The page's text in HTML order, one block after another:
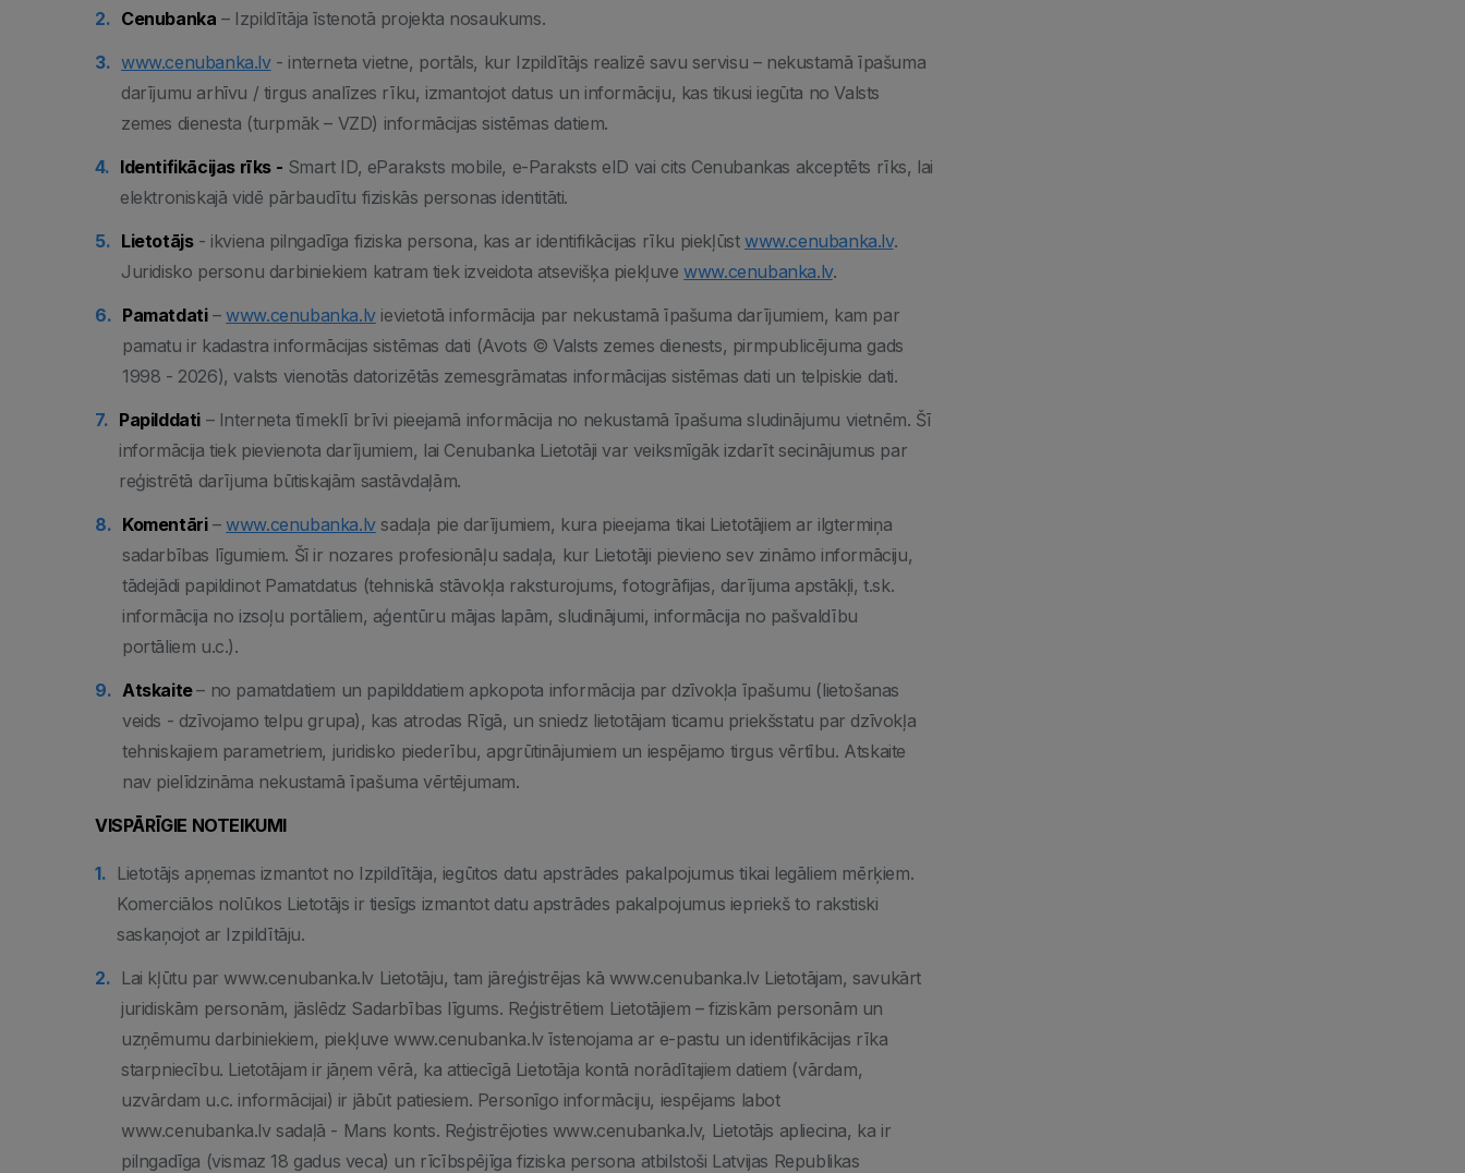
Cenubanka – Izpildītāja īstenotā projekta nosaukums.
www.cenubanka.lv- interneta vietne, portāls, kur Izpildītājs realizē savu servisu – nekustamā īpašuma
darījumu arhīvu / tirgus analīzes rīku, izmantojot datus un informāciju, kas tikusi iegūta no Valsts
zemes dienesta (turpmāk – VZD) informācijas sistēmas datiem.
Identifikācijas rīks - Smart ID, eParaksts mobile, e-Paraksts eID vai cits Cenubankas akceptēts rīks, lai
elektroniskajā vidē pārbaudītu fiziskās personas identitāti.
Lietotājs- ikviena pilngadīga fiziska persona, kas ar identifikācijas rīku piekļūstwww.cenubanka.lv.
Juridisko personu darbiniekiem katram tiek izveidota atsevišķa piekļuvewww.cenubanka.lv.
Pamatdati–www.cenubanka.lvievietotā informācija par nekustamā īpašuma darījumiem, kam par
pamatu ir kadastra informācijas sistēmas dati (Avots © Valsts zemes dienests, pirmpublicējuma gads
1998 - 2026), valsts vienotās datorizētās zemesgrāmatas informācijas sistēmas dati un telpiskie dati.
Papilddati – Interneta tīmeklī brīvi pieejamā informācija no nekustamā īpašuma sludinājumu vietnēm. Šī
informācija tiek pievienota darījumiem, lai Cenubanka Lietotāji var veiksmīgāk izdarīt secinājumus par
reģistrētā darījuma būtiskajām sastāvdaļām.
Komentāri–www.cenubanka.lvsadaļa pie darījumiem, kura pieejama tikai Lietotājiem ar ilgtermiņa
sadarbības līgumiem. Šī ir nozares profesionāļu sadaļa, kur Lietotāji pievieno sev zināmo informāciju,
tādejādi papildinot Pamatdatus (tehniskā stāvokļa raksturojums, fotogrāfijas, darījuma apstākļi, t.sk.
informācija no izsoļu portāliem, aģentūru mājas lapām, sludinājumi, informācija no pašvaldību
portāliem u.c.).
Atskaite– no pamatdatiem un papilddatiem apkopota informācija par dzīvokļa īpašumu (lietošanas
veids - dzīvojamo telpu grupa), kas atrodas Rīgā, un sniedz lietotājam ticamu priekšstatu par dzīvokļa
tehniskajiem parametriem, juridisko piederību, apgrūtinājumiem un iespējamo tirgus vērtību. Atskaite
nav pielīdzināma nekustamā īpašuma vērtējumam.
VISPĀRĪGIE NOTEIKUMI
Lietotājs apņemas izmantot no Izpildītāja, iegūtos datu apstrādes pakalpojumus tikai legāliem mērķiem.
Komerciālos nolūkos Lietotājs ir tiesīgs izmantot datu apstrādes pakalpojumus iepriekš to rakstiski
saskaņojot ar Izpildītāju.
Lai kļūtu par www.cenubanka.lv Lietotāju, tam jāreģistrējas kā www.cenubanka.lv Lietotājam, savukārt
juridiskām personām, jāslēdz Sadarbības līgums. Reģistrētiem Lietotājiem – fiziskām personām un
uzņēmumu darbiniekiem, piekļuve www.cenubanka.lv īstenojama ar e-pastu un identifikācijas rīka
starpniecību. Lietotājam ir jāņem vērā, ka attiecīgā Lietotāja kontā norādītajiem datiem (vārdam,
uzvārdam u.c. informācijai) ir jābūt patiesiem. Personīgo informāciju, iespējams labot
www.cenubanka.lv sadaļā - Mans konts. Reģistrējoties www.cenubanka.lv, Lietotājs apliecina, ka ir
pilngadīga (vismaz 18 gadus veca) un rīcībspējīga fiziska persona atbilstoši Latvijas Republikas